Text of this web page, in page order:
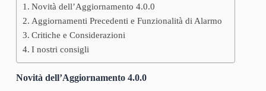
Novità dell’Aggiornamento 4.0.0
Aggiornamenti Precedenti e Funzionalità di Alarmo
Critiche e Considerazioni
I nostri consigli
Novità dell’Aggiornamento 4.0.0